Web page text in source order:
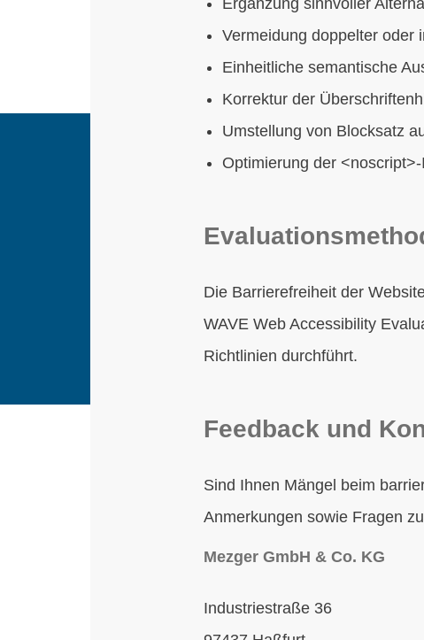
Ergänzung sinnvoller
Vermeidung doppelter oder
Einheitliche semantische
Korrektur der
Umstellung von Blocksatz
Optimierung der
Die Barrierefreiheit der
WAVE Web Accessibility
Richtlinien durchführt.
Feedback und
Sind Ihnen Mängel beim
Anmerkungen sowie Fragen
Mezger GmbH & Co. KG
Industriestraße 36